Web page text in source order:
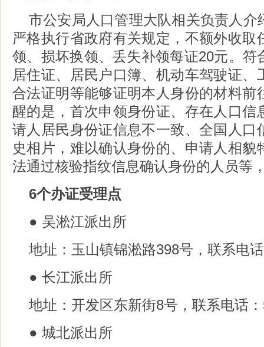
市公安局人口管理大队相关负责人介
严格执行省政府有关规定，不额外收取
领、损坏换领、丢失补领每证20元。符
居住证、居民户口簿、机动车驾驶证、
合法证明等能够证明本人身份的材料前
醒的是，首次申领身份证、存在人口信
请人居民身份证信息不一致、全国人口
史相片，难以确认身份的、申请人相貌
法通过核验指纹信息确认身份的人员等
6个办证受理点
● 吴淞江派出所
地址：玉山镇锦淞路398号，联系电
● 长江派出所
地址：开发区东新街8号，联系电话
● 城北派出所